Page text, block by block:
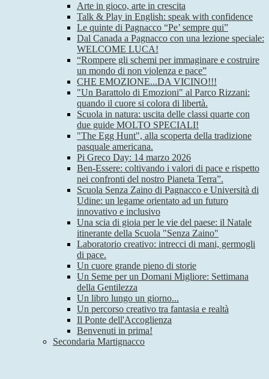
Arte in gioco, arte in crescita
Talk & Play in English: speak with confidence
Le quinte di Pagnacco “Pe’ sempre qui”
Dal Canada a Pagnacco con una lezione speciale:
WELCOME LUCA!
“Rompere gli schemi per immaginare e costruire
un mondo di non violenza e pace”
CHE EMOZIONE...DA VICINO!!!
"Un Barattolo di Emozioni" al Parco Rizzani:
quando il cuore si colora di libertà.
Scuola in natura: uscita delle classi quarte con
due guide MOLTO SPECIALI!
"The Egg Hunt", alla scoperta della tradizione
pasquale americana.
Pi Greco Day: 14 marzo 2026
Ben-Essere: coltivando i valori di pace e rispetto
nei confronti del nostro Pianeta Terra”.
Scuola Senza Zaino di Pagnacco e Università di
Udine: un legame orientato ad un futuro
innovativo e inclusivo
Una scia di gioia per le vie del paese: il Natale
itinerante della Scuola "Senza Zaino"
Laboratorio creativo: intrecci di mani, germogli
di pace.
Un cuore grande pieno di storie
Un Seme per un Domani Migliore: Settimana
della Gentilezza
Un libro lungo un giorno...
Un percorso creativo tra fantasia e realtà
Il Ponte dell'Accoglienza
Benvenuti in prima!
Secondaria Martignacco